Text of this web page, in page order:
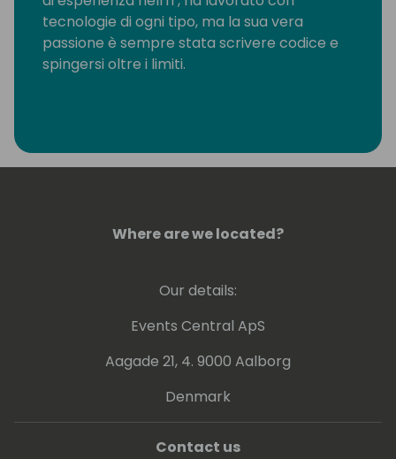
tecnologie di ogni tipo, ma la sua vera
passione è sempre stata scrivere codice e
spingersi oltre i limiti.
spesso senza rimetterlo a posto. Durante le
conferenze, nei suoi demo e sul blog, collega
magari pensate per tutt'altro scopo). È MVP
E sì, Vjeko parla anche italiano
Where are we located?
Our details:
Events Central ApS
Aagade 21, 4. 9000 Aalborg
Denmark
Contact us